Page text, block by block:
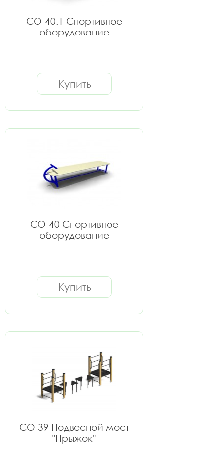
СО-40.1 Спортивное
оборудование
Купить
СО-40 Спортивное
оборудование
Купить
СО-39 Подвесной мост
"Прыжок"